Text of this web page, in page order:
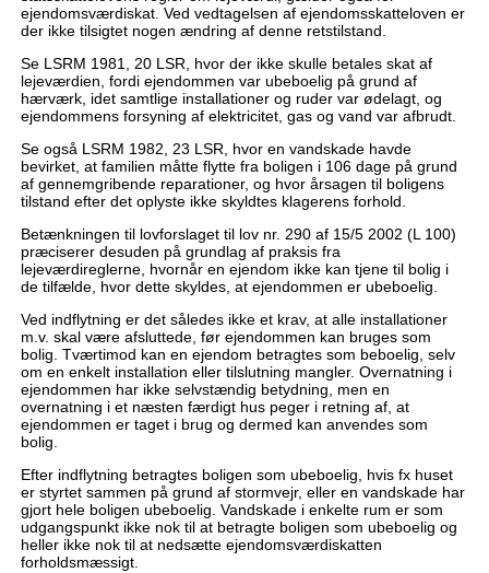
ejendomsværdiskat. Ved vedtagelsen af ejendomsskatteloven er
der ikke tilsigtet nogen ændring af denne retstilstand.
Se LSRM 1981, 20 LSR, hvor der ikke skulle betales skat af
lejeværdien, fordi ejendommen var ubeboelig på grund af
hærværk, idet samtlige installationer og ruder var ødelagt, og
ejendommens forsyning af elektricitet, gas og vand var afbrudt.
Se også LSRM 1982, 23 LSR, hvor en vandskade havde
bevirket, at familien måtte flytte fra boligen i 106 dage på grund
af gennemgribende reparationer, og hvor årsagen til boligens
tilstand efter det oplyste ikke skyldtes klagerens forhold.
Betænkningen til lovforslaget til lov nr. 290 af 15/5 2002 (L 100)
præciserer desuden på grundlag af praksis fra
lejeværdireglerne, hvornår en ejendom ikke kan tjene til bolig i
de tilfælde, hvor dette skyldes, at ejendommen er ubeboelig.
Ved indflytning er det således ikke et krav, at alle installationer
m.v. skal være afsluttede, før ejendommen kan bruges som
bolig. Tværtimod kan en ejendom betragtes som beboelig, selv
om en enkelt installation eller tilslutning mangler. Overnatning i
ejendommen har ikke selvstændig betydning, men en
overnatning i et næsten færdigt hus peger i retning af, at
ejendommen er taget i brug og dermed kan anvendes som
bolig.
Efter indflytning betragtes boligen som ubeboelig, hvis fx huset
er styrtet sammen på grund af stormvejr, eller en vandskade har
gjort hele boligen ubeboelig. Vandskade i enkelte rum er som
udgangspunkt ikke nok til at betragte boligen som ubeboelig og
heller ikke nok til at nedsætte ejendomsværdiskatten
forholdsmæssigt.